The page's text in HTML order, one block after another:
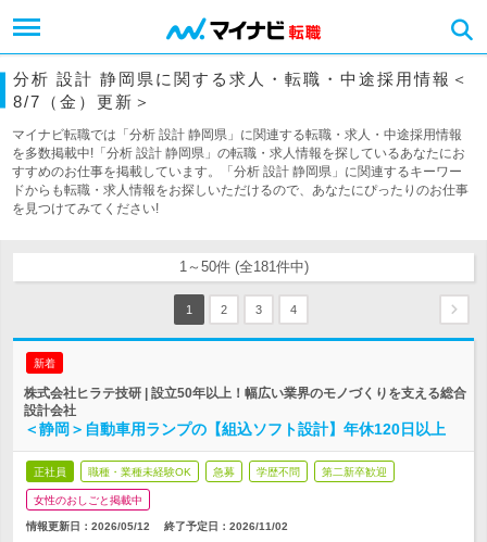
分析 設計 静岡県に関する求人・転職・中途採用情報＜
8/7（金）更新＞
マイナビ転職では「分析 設計 静岡県」に関連する転職・求人・中途採用情報
を多数掲載中!「分析 設計 静岡県」の転職・求人情報を探しているあなたにお
すすめのお仕事を掲載しています。「分析 設計 静岡県」に関連するキーワー
ドからも転職・求人情報をお探しいただけるので、あなたにぴったりのお仕事
を見つけてみてください!
1～50件 (全181件中)
1 2 3 4
新着
株式会社ヒラテ技研 | 設立50年以上！幅広い業界のモノづくりを支える総合
設計会社
＜静岡＞自動車用ランプの【組込ソフト設計】年休120日以上
正社員 職種・業種未経験OK 急募 学歴不問 第二新卒歓迎
女性のおしごと掲載中
情報更新日：2026/05/12 終了予定日： 2026/11/02